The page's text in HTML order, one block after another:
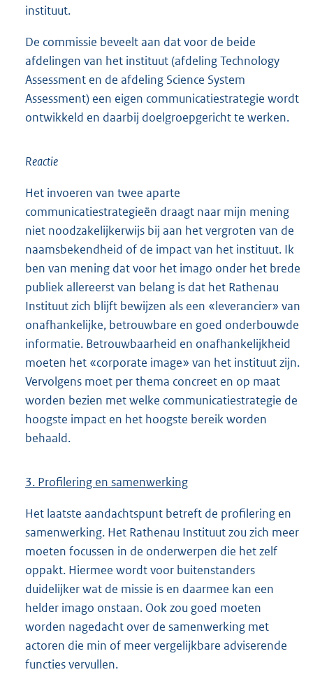
instituut.
De commissie beveelt aan dat voor de beide
afdelingen van het instituut (afdeling Technology
Assessment en de afdeling Science System
Assessment) een eigen communicatiestrategie wordt
ontwikkeld en daarbij doelgroepgericht te werken.
Reactie
Het invoeren van twee aparte
communicatiestrategieën draagt naar mijn mening
niet noodzakelijkerwijs bij aan het vergroten van de
naamsbekendheid of de impact van het instituut. Ik
ben van mening dat voor het imago onder het brede
publiek allereerst van belang is dat het Rathenau
Instituut zich blijft bewijzen als een «leverancier» van
onafhankelijke, betrouwbare en goed onderbouwde
informatie. Betrouwbaarheid en onafhankelijkheid
moeten het «corporate image» van het instituut zijn.
Vervolgens moet per thema concreet en op maat
worden bezien met welke communicatiestrategie de
hoogste impact en het hoogste bereik worden
behaald.
3. Profilering en samenwerking
Het laatste aandachtspunt betreft de profilering en
samenwerking. Het Rathenau Instituut zou zich meer
moeten focussen in de onderwerpen die het zelf
oppakt. Hiermee wordt voor buitenstanders
duidelijker wat de missie is en daarmee kan een
helder imago onstaan. Ook zou goed moeten
worden nagedacht over de samenwerking met
actoren die min of meer vergelijkbare adviserende
functies vervullen.